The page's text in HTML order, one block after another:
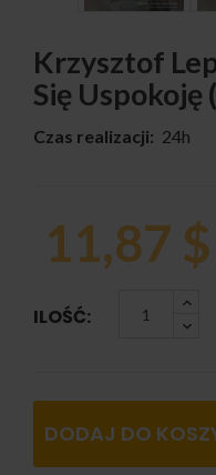
Krzysztof
Się Uspokoję
Czas realizacji: 24h
11,87 $
ILOŚĆ:
DODAJ DO